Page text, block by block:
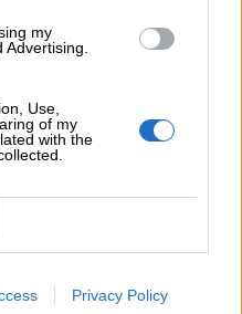
my
Use,
of my
with the
Privacy Policy